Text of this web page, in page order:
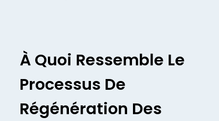
À Quoi Ressemble Le
Processus De
Régénération Des